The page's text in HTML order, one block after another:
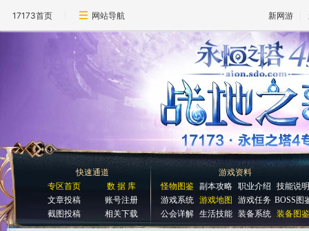
17173首页 网站导航 新网游
快速通道
专区首页
数 据 库
文章投稿
账号注册
截图投稿
相关下载
游戏资料
怪物图鉴
副本攻略 职业介绍
技能说
游戏系统
游戏地图 游戏任务 BOSS图
公会详解
生活技能 装备系统 装备图